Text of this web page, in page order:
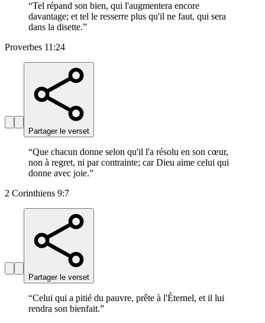
“Tel répand son bien, qui l'augmentera encore
davantage; et tel le resserre plus qu'il ne faut, qui sera
dans la disette.”
Proverbes 11:24
Partager le verset
“Que chacun donne selon qu'il l'a résolu en son cœur,
non à regret, ni par contrainte; car Dieu aime celui qui
donne avec joie.”
2 Corinthiens 9:7
Partager le verset
“Celui qui a pitié du pauvre, prête à l'Éternel, et il lui
rendra son bienfait.”